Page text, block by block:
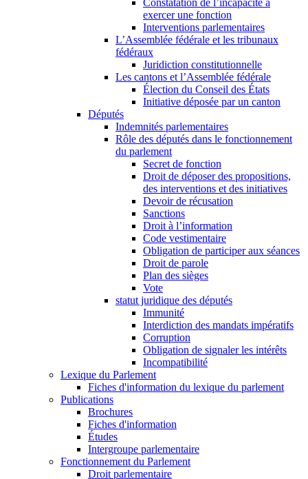
Constatation de l’incapacité à
exercer une fonction
Interventions parlementaires
L’Assemblée fédérale et les tribunaux
fédéraux
Juridiction constitutionnelle
Les cantons et l’Assemblée fédérale
Élection du Conseil des États
Initiative déposée par un canton
Députés
Indemnités parlementaires
Rôle des députés dans le fonctionnement
du parlement
Secret de fonction
Droit de déposer des propositions,
des interventions et des initiatives
Devoir de récusation
Sanctions
Droit à l’information
Code vestimentaire
Obligation de participer aux séances
Droit de parole
Plan des sièges
Vote
statut juridique des députés
Immunité
Interdiction des mandats impératifs
Corruption
Obligation de signaler les intérêts
Incompatibilité
Lexique du Parlement
Fiches d'information du lexique du parlement
Publications
Brochures
Fiches d'information
Études
Intergroupe parlementaire
Fonctionnement du Parlement
Droit parlementaire